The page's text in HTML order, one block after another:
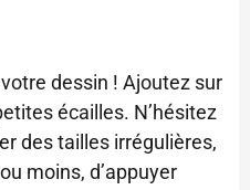
dessin ! Ajoutez sur
écailles. N’hésitez
des tailles irrégulières,
moins, d’appuyer